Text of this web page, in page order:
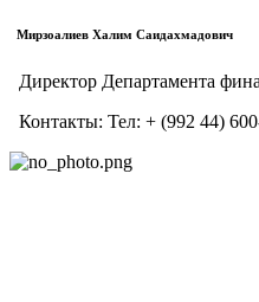
Мирзоалиев Халим Саидахмадович
Директор Департамента
Контакты: Тел: + (992 44)